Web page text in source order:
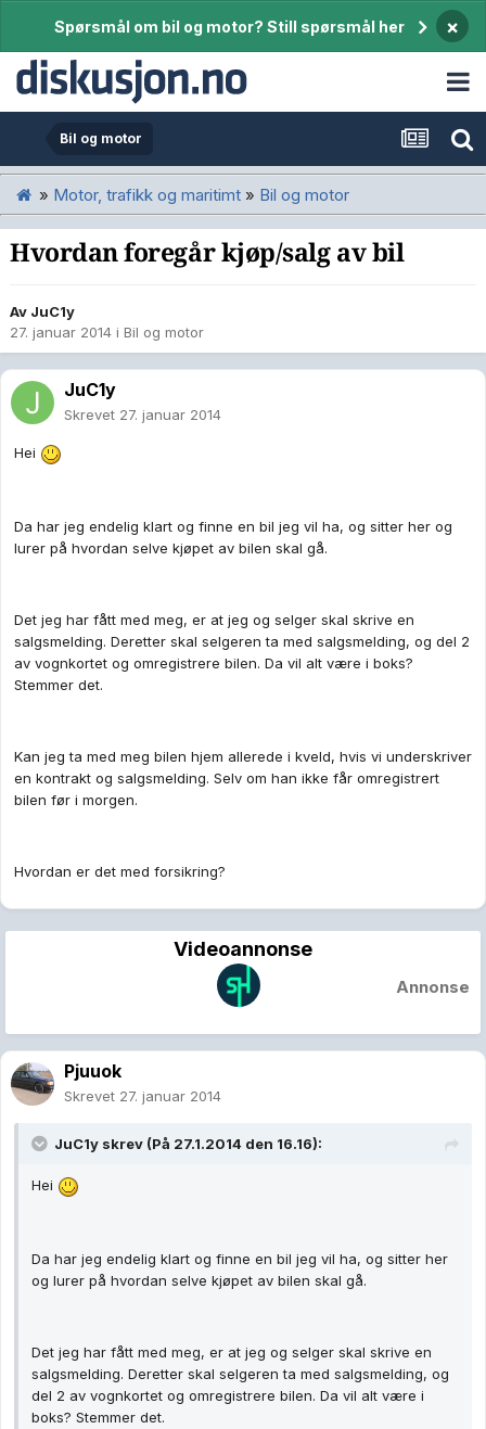
Spørsmål om bil og motor? Still spørsmål her ×
Bil og motor
» Motor, trafikk og maritimt » Bil og motor
Hvordan foregår kjøp/salg av bil
Av JuC1y
27. januar 2014 i Bil og motor
JuC1y
Skrevet 27. januar 2014
Hei
Da har jeg endelig klart og finne en bil jeg vil ha, og sitter her og
lurer på hvordan selve kjøpet av bilen skal gå.
Det jeg har fått med meg, er at jeg og selger skal skrive en
salgsmelding. Deretter skal selgeren ta med salgsmelding, og del 2
av vognkortet og omregistrere bilen. Da vil alt være i boks?
Stemmer det.
Kan jeg ta med meg bilen hjem allerede i kveld, hvis vi underskriver
en kontrakt og salgsmelding. Selv om han ikke får omregistrert
bilen før i morgen.
Hvordan er det med forsikring?
Videoannonse
Annonse
Pjuuok
Skrevet 27. januar 2014
JuC1y skrev (På 27.1.2014 den 16.16):
Hei
Da har jeg endelig klart og finne en bil jeg vil ha, og sitter her
og lurer på hvordan selve kjøpet av bilen skal gå.
Det jeg har fått med meg, er at jeg og selger skal skrive en
salgsmelding. Deretter skal selgeren ta med salgsmelding, og
del 2 av vognkortet og omregistrere bilen. Da vil alt være i
boks? Stemmer det.